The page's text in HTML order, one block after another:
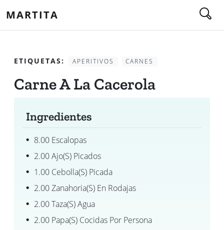
MARTITA
ETIQUETAS: APERITIVOS CARNES
Carne A La Cacerola
Ingredientes
8.00 Escalopas
2.00 Ajo(s) Picados
1.00 Cebolla(s) Picada
2.00 Zanahoria(s) En Rodajas
2.00 Taza(s) Agua
2.00 Papa(s) Cocidas Por Persona